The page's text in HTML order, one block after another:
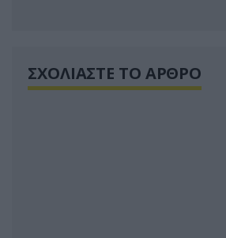
ΣΧΟΛΙΑΣΤΕ ΤΟ ΑΡΘΡΟ